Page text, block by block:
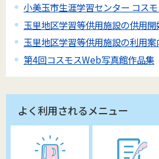
小美玉市生涯学習センター コス
玉里地区学習等供用施設の供用開
玉里地区学習等供用施設の利用案
第4回コスモスWeb写真館作品集
よく利用されるメニュー